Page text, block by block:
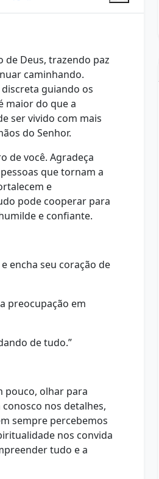
de Deus, trazendo paz
caminhando.
guiando os
maior do que a
ser vivido com mais
do Senhor.
de você. Agradeça
que tornam a
e
pode cooperar para
e confiante.
encha seu coração de
preocupação em
de tudo.”
pouco, olhar para
nos detalhes,
sempre percebemos
nos convida
tudo e a